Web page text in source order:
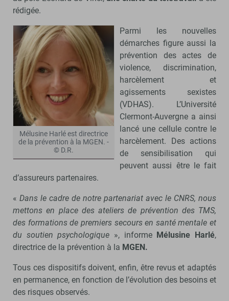
rédigée.
Mélusine Harlé est directrice
de la prévention à la MGEN. -
© D.R.
Parmi les nouvelles
démarches figure aussi la
prévention des actes de
violence, discrimination,
harcèlement et
agissements sexistes
(VDHAS). L’Université
Clermont-Auvergne a ainsi
lancé une cellule contre le
harcèlement. Des actions
de sensibilisation qui
peuvent aussi être le fait
d’assureurs partenaires.
« Dans le cadre de notre partenariat avec le CNRS, nous
mettons en place des ateliers de prévention des TMS,
des formations de premiers secours en santé mentale et
du soutien psychologique », informe Mélusine Harlé,
directrice de la prévention à la MGEN.
Tous ces dispositifs doivent, enfin, être revus et adaptés
en permanence, en fonction de l’évolution des besoins et
des risques observés.